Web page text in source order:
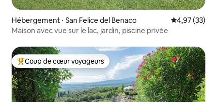
Hébergement ⋅ San Felice del Benaco Évaluation
4,97 (33)
Maison avec vue sur le lac, jardin, piscine privée
Coups de cœur voyageurs les plus appréciés
Coup de cœur voyageurs